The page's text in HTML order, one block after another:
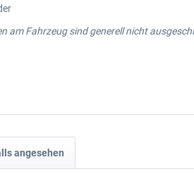
am Fahrzeug sind generell nicht
angesehen